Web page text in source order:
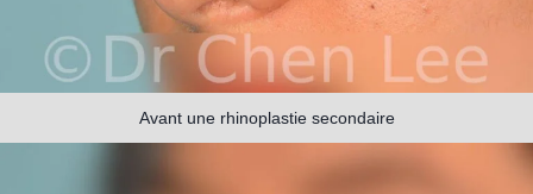
Avant une rhinoplastie secondaire